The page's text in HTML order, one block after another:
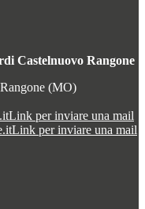
Castelnuovo Rangone
(MO)
Link per inviare una mail
Link per inviare una mail